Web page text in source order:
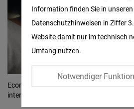
Ecommerce, happy and excited women
internet
Information finden Sie in unseren
Datenschutzhinweisen in Ziffer
Website damit nur im technisch
Umfang nutzen.
Notwendiger
Twitter
Embed
Instagram